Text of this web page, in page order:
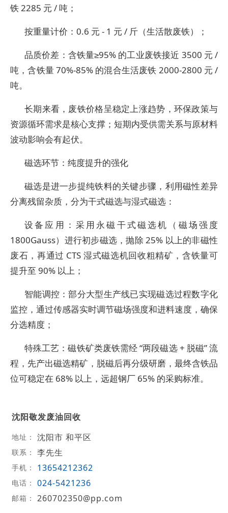
铁 2285 元 / 吨；​
按重量计价：0.6 元 - 1 元 / 斤（生活散废铁）；​
品质价差：含铁量≥95% 的工业废铁接近 3500 元 /
吨，含铁量 70%-85% 的混合生活废铁 2000-2800 元 /
吨。​
长期来看，废铁价格呈稳定上涨趋势，环保政策与
资源循环需求是核心支撑；短期内受供需关系与原材料
波动影响会有起伏。
磁选环节：纯度提升的强化​
磁选是进一步提纯铁料的关键步骤，利用磁性差异
分离残留杂质，分为干式磁选与湿式磁选：​
设备应用：采用永磁干式磁选机（磁场强度
1800Gauss）进行初步磁选，抛除 25% 以上的非磁性
废石，再通过 CTS 湿式磁选机回收粗精矿，含铁量可
提升至 90% 以上；​
智能调控：部分大型生产线已实现磁选过程数字化
监控，通过传感器实时调节磁场强度和进料速度，确保
分选精度；​
特殊工艺：磁铁矿类废铁需经 “两段磁选 + 脱磁” 流
程，先产出磁选精矿，脱磁后再分级研磨，最终含铁品
位可稳定在 68% 以上，远超钢厂 65% 的采购标准。​
沈阳敬发废油回收
地址： 沈阳市 和平区
联系： 李先生
手机： 13654212362
电话： 024-5421236
邮箱： 260702350@pp.com